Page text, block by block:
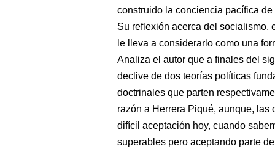
construido la conciencia pacífica
Su reflexión acerca del socialismo,
le lleva a considerarlo como una
Analiza el autor que a finales del
declive de dos teorías políticas
doctrinales que parten
razón a Herrera Piqué, aunque,
difícil aceptación hoy, cuando
superables pero aceptando parte